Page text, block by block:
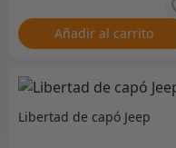
Añadir al carrito
Libertad de capó Jeep